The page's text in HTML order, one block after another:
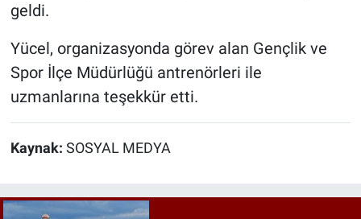
geldi.
Yücel, organizasyonda görev alan Gençlik ve
Spor İlçe Müdürlüğü antrenörleri ile
uzmanlarına teşekkür etti.
Kaynak: SOSYAL MEDYA